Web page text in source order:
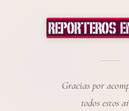
Gracias por
todos estos